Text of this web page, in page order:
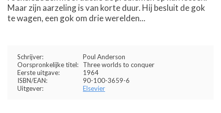
Maar zijn aarzeling is van korte duur. Hij besluit de gok
te wagen, een gok om drie werelden...
Schrijver:
Poul Anderson
Oorspronkelijke titel:
Three worlds to conquer
Eerste uitgave:
1964
ISBN/EAN:
90-100-3659-6
Uitgever:
Elsevier